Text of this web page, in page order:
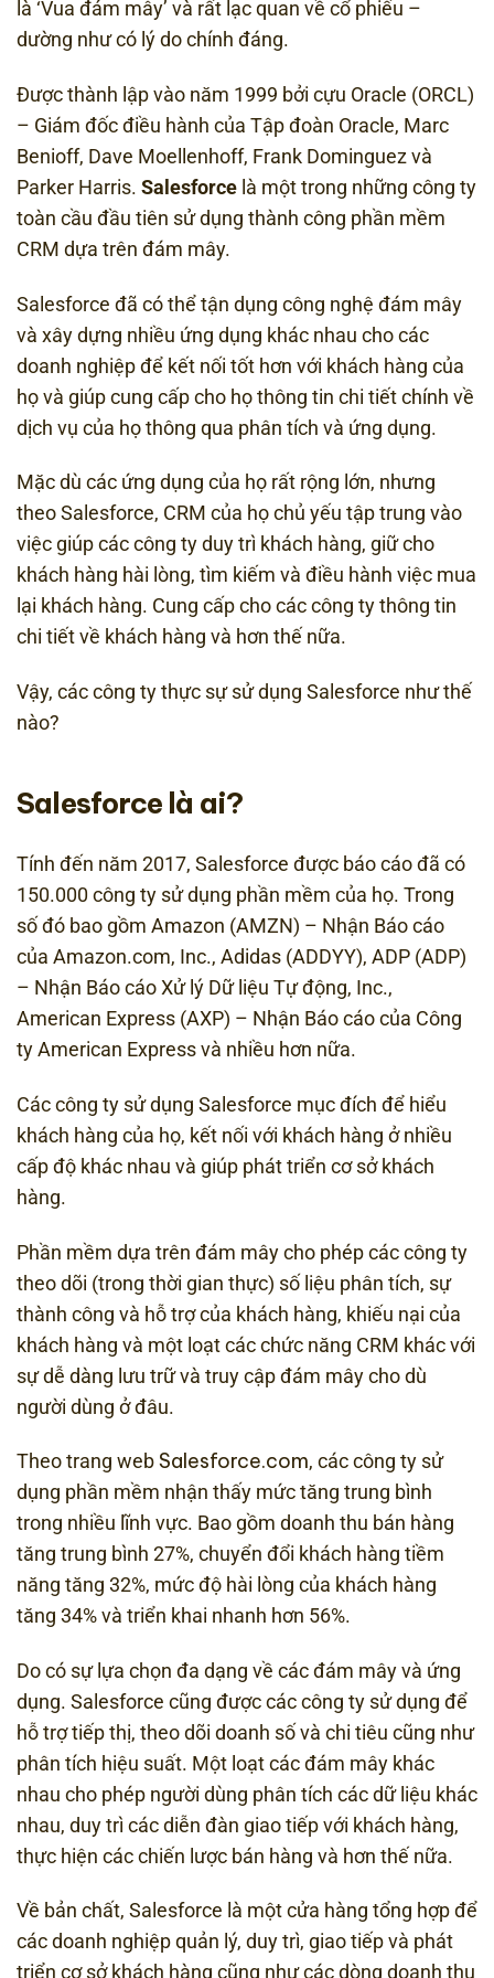
là ‘Vua đám mây’ và rất lạc quan về cổ phiếu –
dường như có lý do chính đáng.
Được thành lập vào năm 1999 bởi cựu Oracle (ORCL)
– Giám đốc điều hành của Tập đoàn Oracle, Marc
Benioff, Dave Moellenhoff, Frank Dominguez và
Parker Harris. Salesforce là một trong những công ty
toàn cầu đầu tiên sử dụng thành công phần mềm
CRM dựa trên đám mây.
Salesforce đã có thể tận dụng công nghệ đám mây
và xây dựng nhiều ứng dụng khác nhau cho các
doanh nghiệp để kết nối tốt hơn với khách hàng của
họ và giúp cung cấp cho họ thông tin chi tiết chính về
dịch vụ của họ thông qua phân tích và ứng dụng.
Mặc dù các ứng dụng của họ rất rộng lớn, nhưng
theo Salesforce, CRM của họ chủ yếu tập trung vào
việc giúp các công ty duy trì khách hàng, giữ cho
khách hàng hài lòng, tìm kiếm và điều hành việc mua
lại khách hàng. Cung cấp cho các công ty thông tin
chi tiết về khách hàng và hơn thế nữa.
Vậy, các công ty thực sự sử dụng Salesforce như thế
nào?
Salesforce là ai?
Tính đến năm 2017, Salesforce được báo cáo đã có
150.000 công ty sử dụng phần mềm của họ. Trong
số đó bao gồm Amazon (AMZN) – Nhận Báo cáo
của Amazon.com, Inc., Adidas (ADDYY), ADP (ADP)
– Nhận Báo cáo Xử lý Dữ liệu Tự động, Inc.,
American Express (AXP) – Nhận Báo cáo của Công
ty American Express và nhiều hơn nữa.
Các công ty sử dụng Salesforce mục đích để hiểu
khách hàng của họ, kết nối với khách hàng ở nhiều
cấp độ khác nhau và giúp phát triển cơ sở khách
hàng.
Phần mềm dựa trên đám mây cho phép các công ty
theo dõi (trong thời gian thực) số liệu phân tích, sự
thành công và hỗ trợ của khách hàng, khiếu nại của
khách hàng và một loạt các chức năng CRM khác với
sự dễ dàng lưu trữ và truy cập đám mây cho dù
người dùng ở đâu.
Theo trang webSalesforce.com, các công ty sử
dụng phần mềm nhận thấy mức tăng trung bình
trong nhiều lĩnh vực. Bao gồm doanh thu bán hàng
tăng trung bình 27%, chuyển đổi khách hàng tiềm
năng tăng 32%, mức độ hài lòng của khách hàng
tăng 34% và triển khai nhanh hơn 56%.
Do có sự lựa chọn đa dạng về các đám mây và ứng
dụng. Salesforce cũng được các công ty sử dụng để
hỗ trợ tiếp thị, theo dõi doanh số và chi tiêu cũng như
phân tích hiệu suất. Một loạt các đám mây khác
nhau cho phép người dùng phân tích các dữ liệu khác
nhau, duy trì các diễn đàn giao tiếp với khách hàng,
thực hiện các chiến lược bán hàng và hơn thế nữa.
Về bản chất, Salesforce là một cửa hàng tổng hợp để
các doanh nghiệp quản lý, duy trì, giao tiếp và phát
triển cơ sở khách hàng cũng như các dòng doanh thu